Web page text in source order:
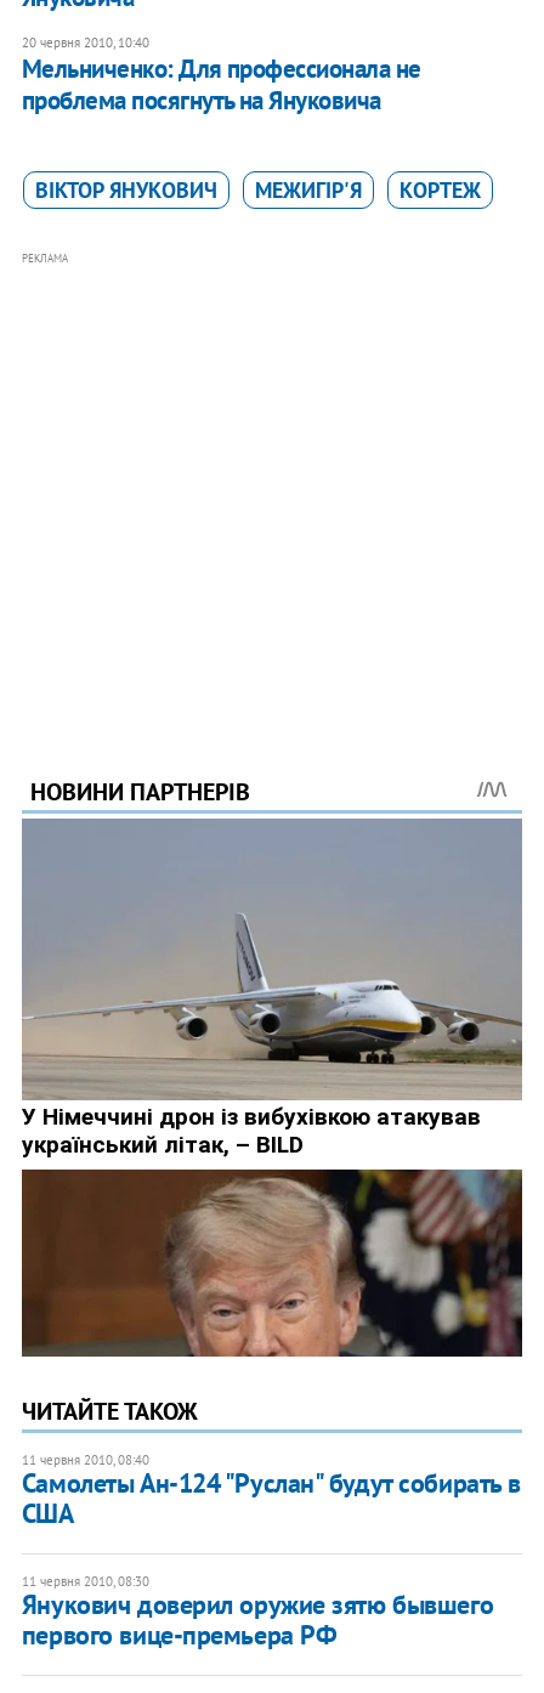
20 червня 2010, 10:40
Мельниченко: Для профессионала не
проблема посягнуть на Януковича
ВІКТОР ЯНУКОВИЧ МЕЖИГІР'Я КОРТЕЖ
РЕКЛАМА
ЧИТАЙТЕ ТАКОЖ
11 червня 2010, 08:40
Самолеты Ан-124 "Руслан" будут собирать в
США
11 червня 2010, 08:30
Янукович доверил оружие зятю бывшего
первого вице-премьера РФ